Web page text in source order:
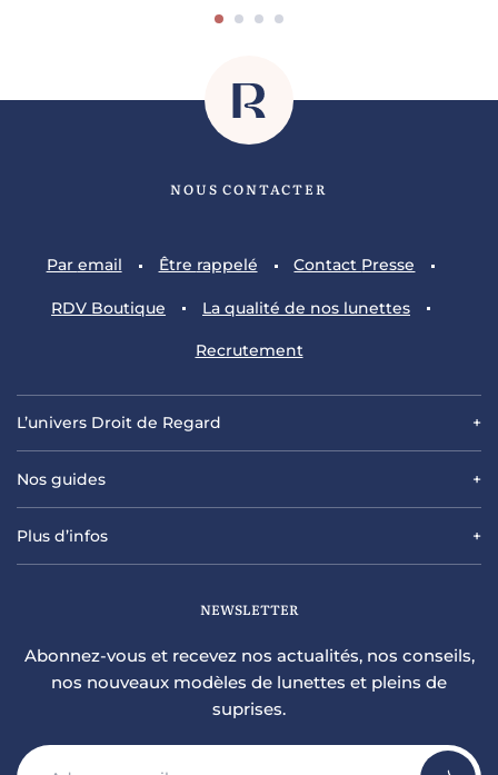
NOUS CONTACTER
Par email Être rappelé Contact Presse
RDV Boutique La qualité de nos lunettes
Recrutement
L’univers Droit de Regard
Nos guides
Plus d’infos
NEWSLETTER
Abonnez-vous et recevez nos actualités, nos conseils,
nos nouveaux modèles de lunettes et pleins de
suprises.